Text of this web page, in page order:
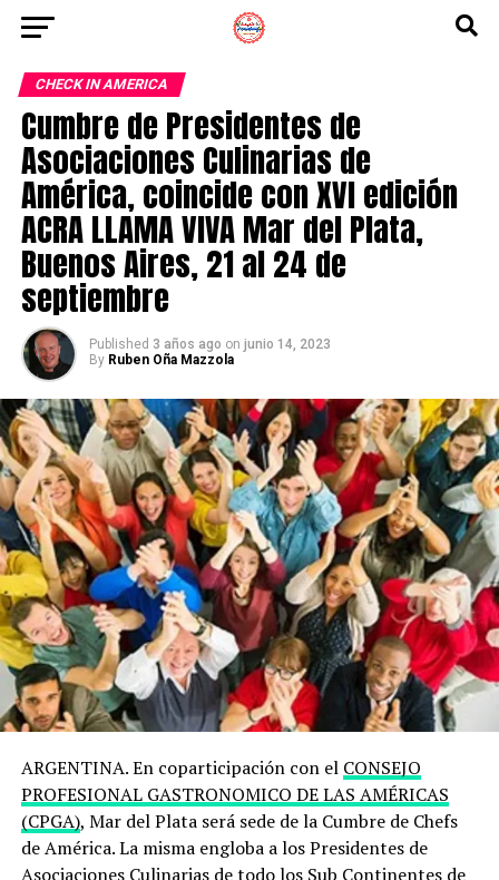
CHECK IN AMERICA
Cumbre de Presidentes de
Asociaciones Culinarias de
América, coincide con XVI edición
ACRA LLAMA VIVA Mar del Plata,
Buenos Aires, 21 al 24 de
septiembre
Published 3 años ago on junio 14, 2023
By Ruben Oña Mazzola
ARGENTINA. En coparticipación con el CONSEJO
PROFESIONAL GASTRONOMICO DE LAS AMÉRICAS
(CPGA), Mar del Plata será sede de la Cumbre de Chefs
de América. La misma engloba a los Presidentes de
Asociaciones Culinarias de todo los Sub Continentes de